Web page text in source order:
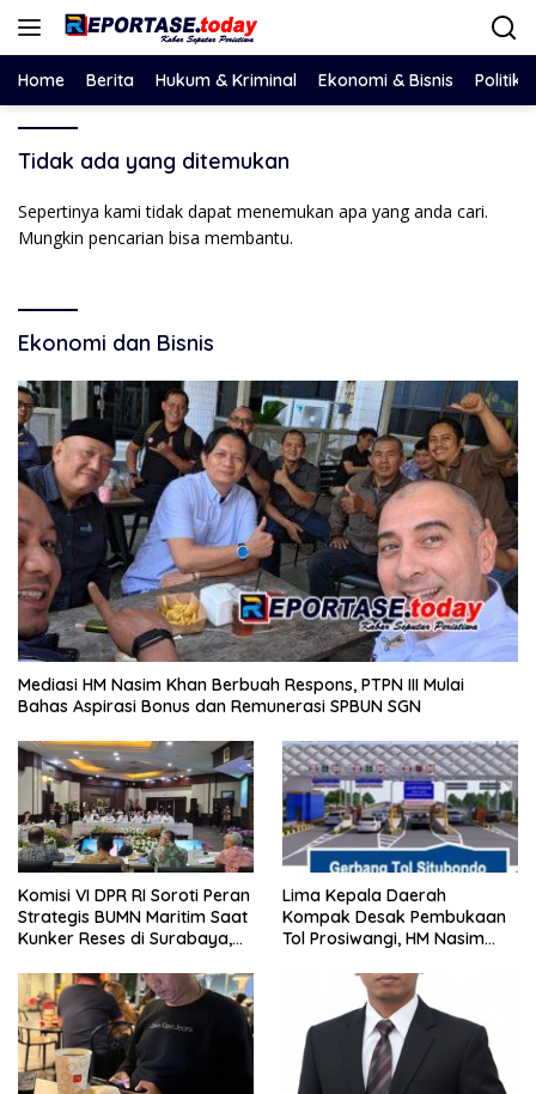
Langsung
Home Berita Hukum & Kriminal Ekonomi & Bisnis Politik
Tidak ada yang ditemukan
Sepertinya kami tidak dapat menemukan apa yang anda cari.
Mungkin pencarian bisa membantu.
Ekonomi dan Bisnis
Mediasi HM Nasim Khan Berbuah Respons, PTPN III Mulai
Bahas Aspirasi Bonus dan Remunerasi SPBUN SGN
Komisi VI DPR RI Soroti Peran
Strategis BUMN Maritim Saat
Kunker Reses di Surabaya,
Lima Kepala Daerah
Kompak Desak Pembukaan
Tol Prosiwangi, HM Nasim
Pemerintah Pusat